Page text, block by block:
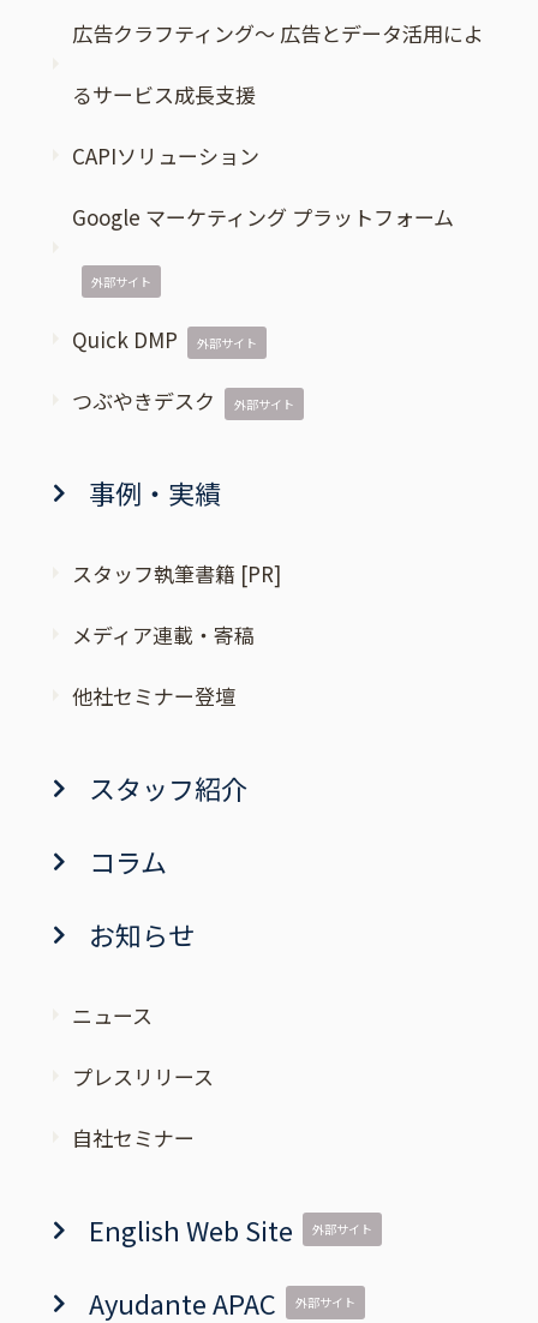
広告クラフティング～ 広告とデータ活用によ
るサービス成長支援
CAPIソリューション
Google マーケティング プラットフォーム
外部サイト
Quick DMP 外部サイト
つぶやきデスク 外部サイト
事例・実績
スタッフ執筆書籍 [PR]
メディア連載・寄稿
他社セミナー登壇
スタッフ紹介
コラム
お知らせ
ニュース
プレスリリース
自社セミナー
English Web Site 外部サイト
Ayudante APAC 外部サイト